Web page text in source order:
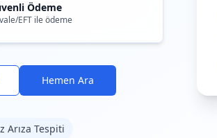
Ödeme
EFT ile ödeme
Hemen Ara
Arıza Tespiti